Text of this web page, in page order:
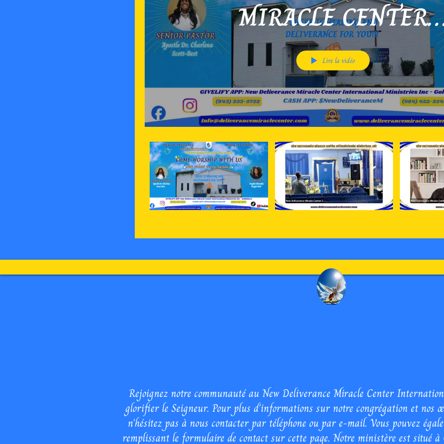
MIRACLE CENTER
INTERNATIONAL
Lire la vidéo
Rejoignez notre communauté au New Deliverance Miracle Center
glorifier le Seigneur. Pour plus d'informations sur notre congrégation et nos
n'hésitez pas à nous contacter par téléphone ou par e-mail. Vous pouvez
remplissant le formulaire de contact sur cette page. Notre ministère est situé à